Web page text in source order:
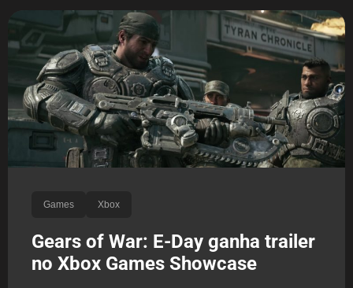
Games Xbox
Gears of War: E-Day ganha trailer
no Xbox Games Showcase